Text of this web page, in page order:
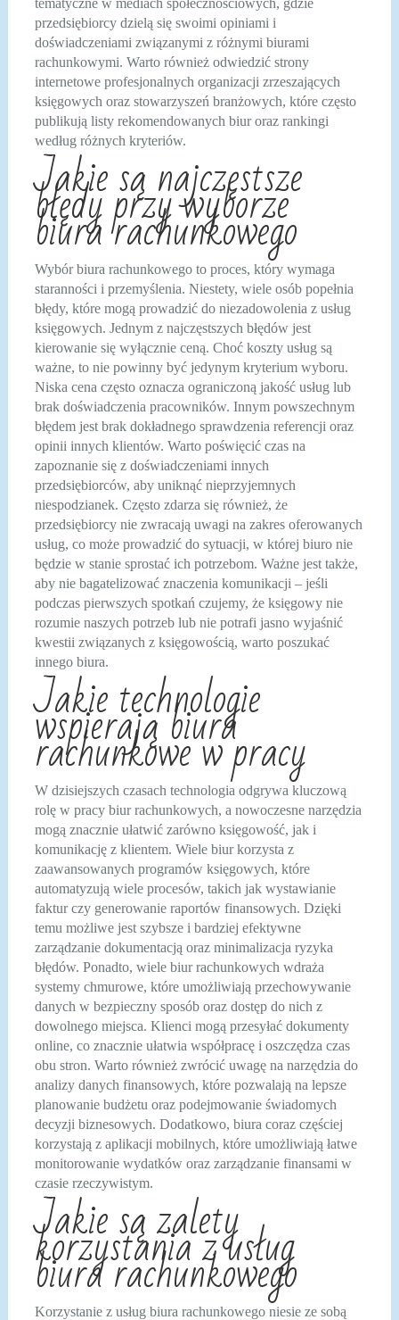
przedsiębiorcy dzielą się swoimi opiniami i
doświadczeniami związanymi z różnymi biurami
rachunkowymi. Warto również odwiedzić strony
internetowe profesjonalnych organizacji zrzeszających
księgowych oraz stowarzyszeń branżowych, które często
publikują listy rekomendowanych biur oraz rankingi
według różnych kryteriów.
Jakie są najczęstsze
błędy przy wyborze
biura rachunkowego
Wybór biura rachunkowego to proces, który wymaga
staranności i przemyślenia. Niestety, wiele osób popełnia
błędy, które mogą prowadzić do niezadowolenia z usług
księgowych. Jednym z najczęstszych błędów jest
kierowanie się wyłącznie ceną. Choć koszty usług są
ważne, to nie powinny być jedynym kryterium wyboru.
Niska cena często oznacza ograniczoną jakość usług lub
brak doświadczenia pracowników. Innym powszechnym
błędem jest brak dokładnego sprawdzenia referencji oraz
opinii innych klientów. Warto poświęcić czas na
zapoznanie się z doświadczeniami innych
przedsiębiorców, aby uniknąć nieprzyjemnych
niespodzianek. Często zdarza się również, że
przedsiębiorcy nie zwracają uwagi na zakres oferowanych
usług, co może prowadzić do sytuacji, w której biuro nie
będzie w stanie sprostać ich potrzebom. Ważne jest także,
aby nie bagatelizować znaczenia komunikacji – jeśli
podczas pierwszych spotkań czujemy, że księgowy nie
rozumie naszych potrzeb lub nie potrafi jasno wyjaśnić
kwestii związanych z księgowością, warto poszukać
innego biura.
Jakie technologie
wspierają biura
rachunkowe w pracy
W dzisiejszych czasach technologia odgrywa kluczową
rolę w pracy biur rachunkowych, a nowoczesne narzędzia
mogą znacznie ułatwić zarówno księgowość, jak i
komunikację z klientem. Wiele biur korzysta z
zaawansowanych programów księgowych, które
automatyzują wiele procesów, takich jak wystawianie
faktur czy generowanie raportów finansowych. Dzięki
temu możliwe jest szybsze i bardziej efektywne
zarządzanie dokumentacją oraz minimalizacja ryzyka
błędów. Ponadto, wiele biur rachunkowych wdraża
systemy chmurowe, które umożliwiają przechowywanie
danych w bezpieczny sposób oraz dostęp do nich z
dowolnego miejsca. Klienci mogą przesyłać dokumenty
online, co znacznie ułatwia współpracę i oszczędza czas
obu stron. Warto również zwrócić uwagę na narzędzia do
analizy danych finansowych, które pozwalają na lepsze
planowanie budżetu oraz podejmowanie świadomych
decyzji biznesowych. Dodatkowo, biura coraz częściej
korzystają z aplikacji mobilnych, które umożliwiają łatwe
monitorowanie wydatków oraz zarządzanie finansami w
czasie rzeczywistym.
Jakie są zalety
korzystania z usług
biura rachunkowego
Korzystanie z usług biura rachunkowego niesie ze sobą